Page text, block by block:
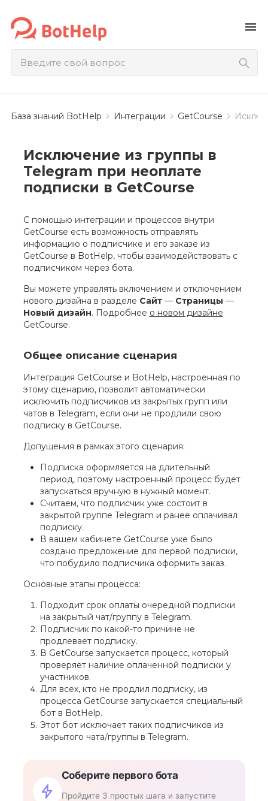
menu
База знаний BotHelp Интеграции GetCourse
Исключение из группы в
Telegram при неоплате
подписки в GetCourse
С помощью интеграции и процессов внутри
GetCourse есть возможность отправлять
информацию о подписчике и его заказе из
GetCourse в BotHelp, чтобы взаимодействовать с
подписчиком через бота.
Вы можете управлять включением и отключением
нового дизайна в разделе Сайт— Страницы —
Новый дизайн. Подробнее о новом дизайне
GetCourse.
Общее описание сценария
Интеграция GetCourse и BotHelp, настроенная по
этому сценарию, позволит автоматически
исключить подписчиков из закрытых групп или
чатов в Telegram, если они не продлили свою
подписку в GetCourse.
Допущения в рамках этого сценария:
Подписка оформляется на длительный
период, поэтому настроенный процесс будет
запускаться вручную в нужный момент.
Считаем, что подписчик уже состоит в
закрытой группе Telegram и ранее оплачивал
подписку.
В вашем кабинете GetCourse уже было
создано предложение для первой подписки,
что побудило подписчика оформить заказ.
Основные этапы процесса:
Подходит срок оплаты очередной подписки
на закрытый чат/группу в Telegram.
Подписчик по какой-то причине не
продлевает подписку.
В GetCourse запускается процесс, который
проверяет наличие оплаченной подписки у
участников.
Для всех, кто не продлил подписку, из
процесса GetCourse запускается специальный
бот в BotHelp.
Этот бот исключает таких подписчиков из
закрытого чата/группы в Telegram.
Соберите первого бота
Пройдите 3 простых шага и запустите